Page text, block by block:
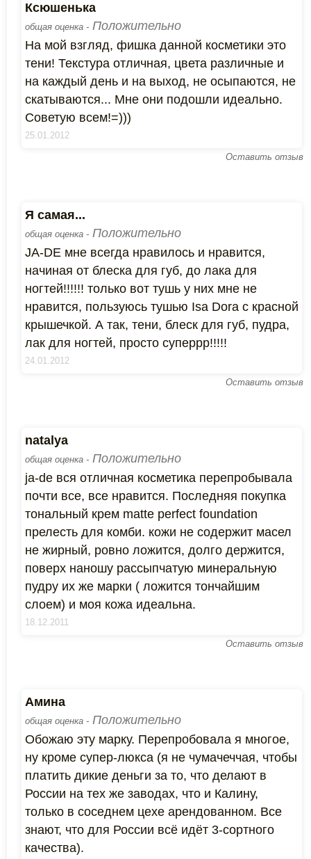
Ксюшенька
общая оценка - Положительно
На мой взгляд, фишка данной косметики это
тени! Текстура отличная, цвета различные и
на каждый день и на выход, не осыпаются, не
скатываются... Мне они подошли идеально.
Советую всем!=)))
25.01.2012
Оставить отзыв
Я самая...
общая оценка - Положительно
JA-DE мне всегда нравилось и нравится,
начиная от блеска для губ, до лака для
ногтей!!!!!! только вот тушь у них мне не
нравится, пользуюсь тушью Isa Dora с красной
крышечкой. А так, тени, блеск для губ, пудра,
лак для ногтей, просто суперрр!!!!!
24.01.2012
Оставить отзыв
natalya
общая оценка - Положительно
ja-de вся отличная косметика перепробывала
почти все, все нравится. Последняя покупка
тональный крем matte perfect foundation
прелесть для комби. кожи не содержит масел
не жирный, ровно ложится, долго держится,
поверх наношу рассыпчатую минеральную
пудру их же марки ( ложится тончайшим
слоем) и моя кожа идеальна.
18.12.2011
Оставить отзыв
Амина
общая оценка - Положительно
Обожаю эту марку. Перепробовала я многое,
ну кроме супер-люкса (я не чумачеччая, чтобы
платить дикие деньги за то, что делают в
России на тех же заводах, что и Калину,
только в соседнем цехе арендованном. Все
знают, что для России всё идёт 3-сортного
качества).